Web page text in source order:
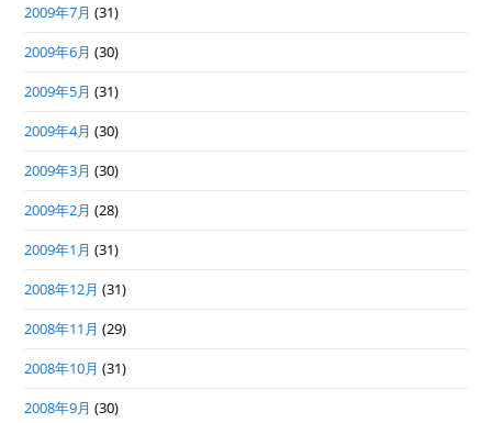
2009年7月 (31)
2009年6月 (30)
2009年5月 (31)
2009年4月 (30)
2009年3月 (30)
2009年2月 (28)
2009年1月 (31)
2008年12月 (31)
2008年11月 (29)
2008年10月 (31)
2008年9月 (30)